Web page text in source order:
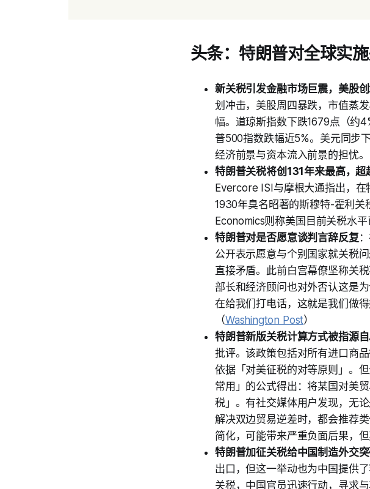
头条：特朗普对全球实
新关税引发金融市场巨震，美股
划冲击，美股周四暴跌，市值蒸
幅。道琼斯指数下跌1679点（约
普500指数跌幅近5%。美元同步
经济前景与资本流入前景的担忧
特朗普关税将创131年来最高，
Evercore ISI与摩根大通指出，
1930年臭名昭著的斯穆特-霍利
Economics则称美国目前关税水
特朗普对是否愿意谈判言辞反复
公开表示愿意与个别国家就关税
直接矛盾。此前白宫幕僚坚称关
部长和经济顾问也对外否认这是
在给我们打电话，这就是我们做
（Washington Post）
特朗普新版关税计算方式被指源
批评。该政策包括对所有进口商
依据「对美征税的对等原则」。
常用」的公式得出：将某国对美
税」。有社交媒体用户发现，无
解决双边贸易逆差时，都会推荐
简化，可能带来严重负面后果，
特朗普加征关税给中国制造外交
出口，但这一举动也为中国提供
关税，中国官员迅速行动，寻求